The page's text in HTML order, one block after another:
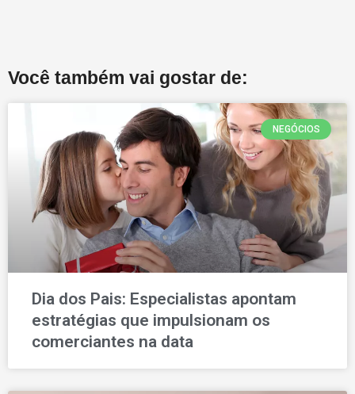
Você também vai gostar de:
NEGÓCIOS
Dia dos Pais: Especialistas apontam
estratégias que impulsionam os
comerciantes na data